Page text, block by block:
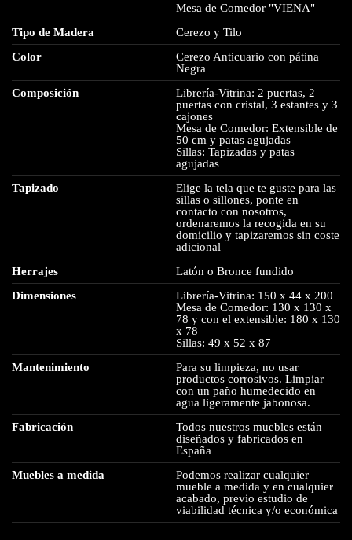
Mesa de Comedor "VIENA"
Tipo de Madera
Cerezo y Tilo
Color
Cerezo Anticuario con pátina
Negra
Composición
Librería-Vitrina: 2 puertas, 2
puertas con cristal, 3 estantes y 3
cajones
Mesa de Comedor: Extensible de
50 cm y patas agujadas
Sillas: Tapizadas y patas
agujadas
Tapizado
Elige la tela que te guste para las
sillas o sillones, ponte en
contacto con nosotros,
ordenaremos la recogida en su
domicilio y tapizaremos sin coste
adicional
Herrajes
Latón o Bronce fundido
Dimensiones
Librería-Vitrina: 150 x 44 x 200
Mesa de Comedor: 130 x 130 x
78 y con el extensible: 180 x 130
x 78
Sillas: 49 x 52 x 87
Mantenimiento
Para su limpieza, no usar
productos corrosivos. Limpiar
con un paño humedecido en
agua ligeramente jabonosa.
Fabricación
Todos nuestros muebles están
diseñados y fabricados en
España
Muebles a medida
Podemos realizar cualquier
mueble a medida y en cualquier
acabado, previo estudio de
viabilidad técnica y/o económica